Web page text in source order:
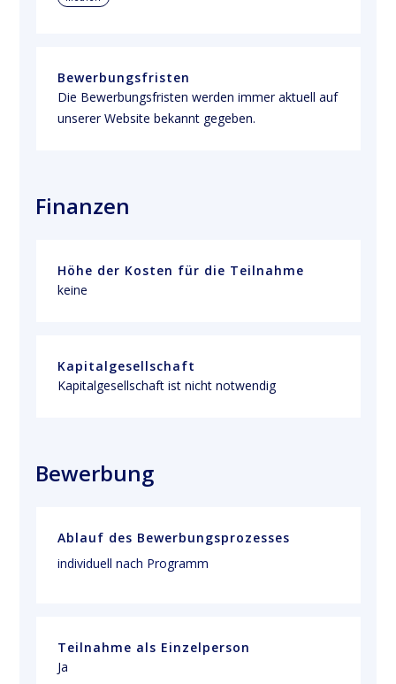
Bewerbungsfristen
Die Bewerbungsfristen werden immer aktuell auf
unserer Website bekannt gegeben.
Finanzen
Höhe der Kosten für die Teilnahme
keine
Kapitalgesellschaft
Kapitalgesellschaft ist nicht notwendig
Bewerbung
Ablauf des Bewerbungsprozesses
individuell nach Programm
Teilnahme als Einzelperson
Ja